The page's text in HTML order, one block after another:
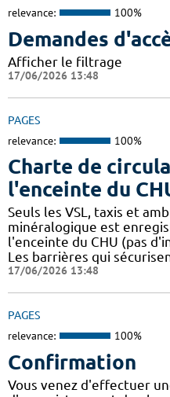
relevance: 100%
Demandes
Afficher le filtrage
17/06/2026 13:48
PAGES
relevance: 100%
Charte de
l'enceinte du
Seuls les VSL, taxis et
minéralogique est
l'enceinte du CHU (pas
Les barrières qui
17/06/2026 13:48
PAGES
relevance: 100%
Confirmation
Vous venez d'effectuer